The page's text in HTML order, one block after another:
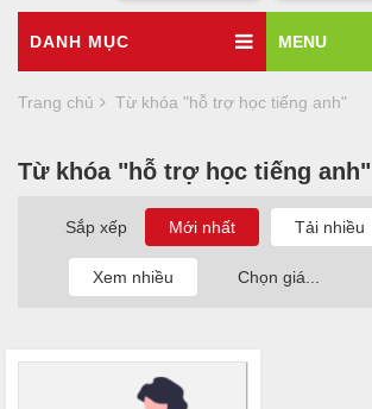
DANH MỤC MENU
Trang chủ Từ khóa "hỗ trợ học tiếng anh"
Từ khóa "hỗ trợ học tiếng anh"
Sắp xếp